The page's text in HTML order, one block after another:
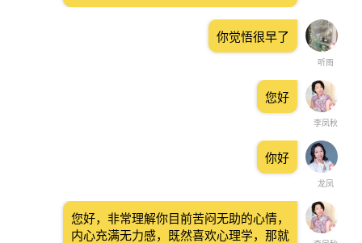
听雨
你觉悟很早了
李凤秋
您好
龙凤
你好
您好，非常理解你目前苦闷无助的心情，
内心充满无力感，既然喜欢心理学，那就